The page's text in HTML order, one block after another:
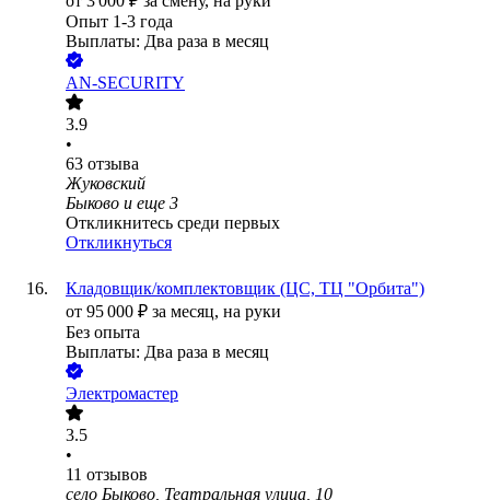
Опыт 1-3 года
Выплаты: Два раза в месяц
AN-SECURITY
3.9
•
63 отзыва
Жуковский
Быково и еще 3
Откликнитесь среди первых
Откликнуться
Кладовщик/комплектовщик (ЦС, ТЦ "Орбита")
от 95 000 ₽ за месяц, на руки
Без опыта
Выплаты: Два раза в месяц
Электромастер
3.5
•
11 отзывов
село Быково, Театральная улица, 10